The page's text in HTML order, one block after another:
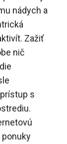
nádych a
Zažiť
nič
s
ponuky